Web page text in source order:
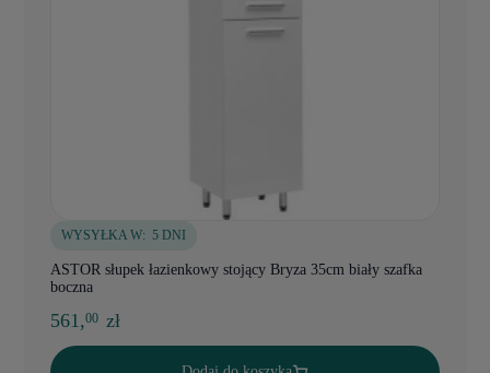
WYSYŁKA W: 5 DNI
ASTOR słupek łazienkowy stojący Bryza 35cm biały szafka
boczna
561,00 zł